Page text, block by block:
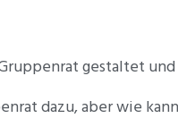
gestaltet
dazu, aber wie